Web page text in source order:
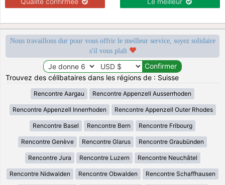
Nous travaillons dur pour vous offrir le meilleur service, soyez solidaire
s'il vous plaît
Trouvez des célibataires dans les régions de : Suisse
Rencontre Aargau Rencontre Appenzell Ausserrhoden
Rencontre Appenzell Innerrhoden Rencontre Appenzell Outer Rhodes
Rencontre Basel Rencontre Bern Rencontre Fribourg
Rencontre Genève Rencontre Glarus Rencontre Graubünden
Rencontre Jura Rencontre Luzern Rencontre Neuchâtel
Rencontre Nidwalden Rencontre Obwalden Rencontre Schaffhausen